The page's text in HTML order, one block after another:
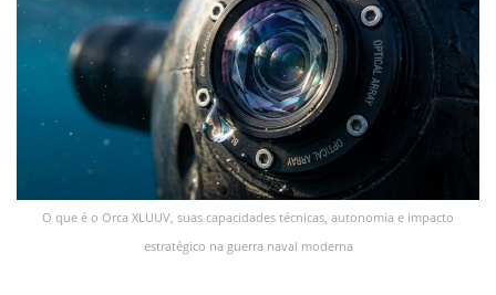
O que é o Orca XLUUV, suas capacidades técnicas, autonomia e impacto
estratégico na guerra naval moderna